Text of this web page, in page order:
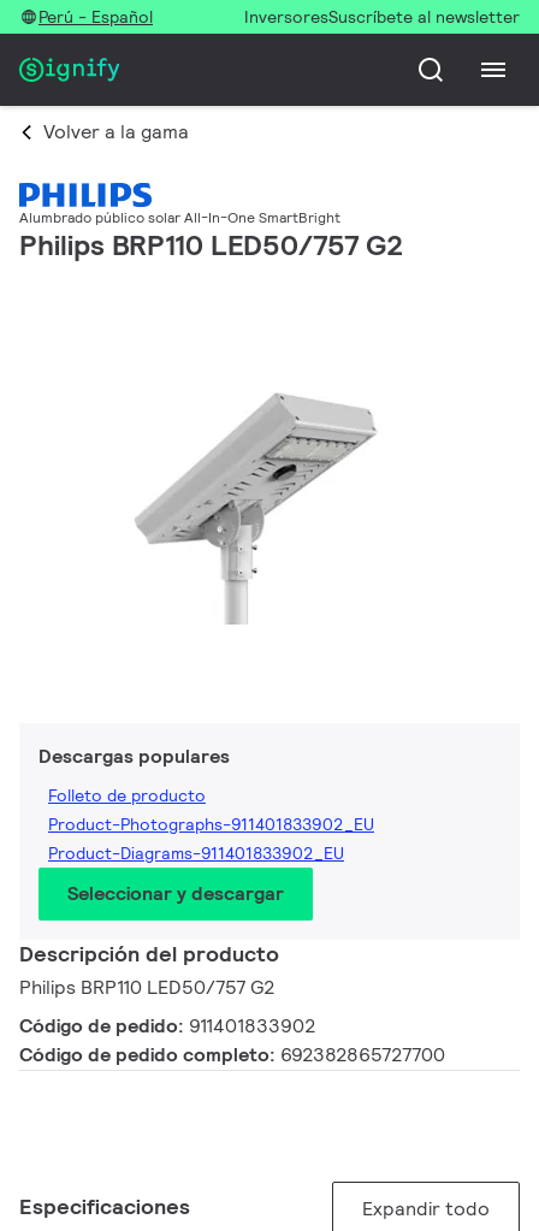
Perú - Español InversoresSuscríbete al newsletter
Volver a la gama
Alumbrado público solar All-In-One SmartBright
Philips BRP110 LED50/757 G2
Descargas populares
Folleto de producto
Product-Photographs-911401833902_EU
Product-Diagrams-911401833902_EU
Seleccionar y descargar
Descripción del producto
Philips BRP110 LED50/757 G2
Código de pedido: 911401833902
Código de pedido completo: 692382865727700
Especificaciones Expandir todo